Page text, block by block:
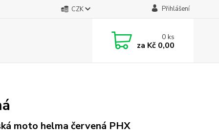
CZK Přihlášení
0ks
za Kč 0,00
moto helma červená PHX